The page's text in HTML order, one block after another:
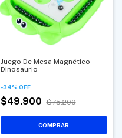
Juego De Mesa Magnético
Dinosaurio
-34% OFF
$49.900 $75.200